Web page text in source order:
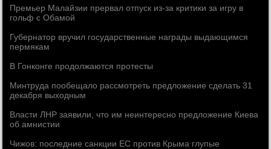
Премьер Малайзии прервал отпуск из-за критики за игру в
гольф с Обамой
Губернатор вручил государственные награды выдающимся
пермякам
В Гонконге продолжаются протесты
Минтруда пообещало рассмотреть предложение сделать 31
декабря выходным
Власти ЛНР заявили, что им неинтересно предложение Киева
об амнистии
Чижов: последние санкции ЕС против Крыма глупые